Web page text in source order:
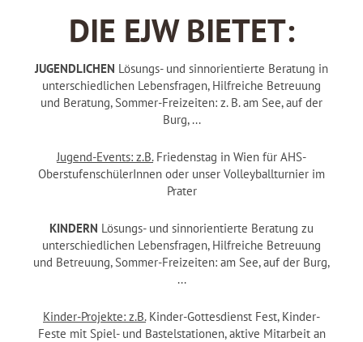
DIE EJW BIETET:
JUGENDLICHEN Lösungs- und sinnorientierte Beratung in
unterschiedlichen Lebensfragen, Hilfreiche Betreuung
und Beratung, Sommer-Freizeiten: z. B. am See, auf der
Burg, ...
Jugend-Events: z.B.Friedenstag in Wien für AHS-
OberstufenschülerInnen oder unser Volleyballturnier im
Prater
KINDERN Lösungs- und sinnorientierte Beratung zu
unterschiedlichen Lebensfragen, Hilfreiche Betreuung
und Betreuung, Sommer-Freizeiten: am See, auf der Burg,
...
Kinder-Projekte: z.B.Kinder-Gottesdienst Fest, Kinder-
Feste mit Spiel- und Bastelstationen, aktive Mitarbeit an